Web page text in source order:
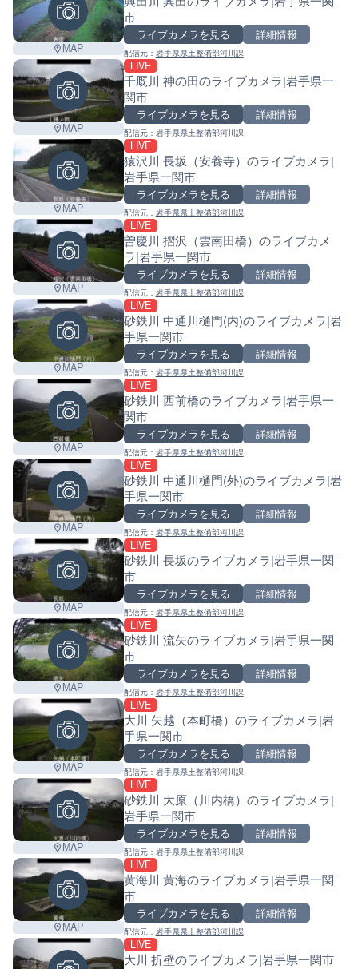
MAP
市
ライブカメラを見る 詳細情報
配信元： 岩手県県土整備部河川課
MAP
LIVE
千厩川 神の田のライブカメラ|岩手県一
関市
ライブカメラを見る 詳細情報
配信元： 岩手県県土整備部河川課
MAP
LIVE
猿沢川 長坂（安養寺）のライブカメラ|
岩手県一関市
ライブカメラを見る 詳細情報
配信元： 岩手県県土整備部河川課
MAP
LIVE
曽慶川 摺沢（雲南田橋）のライブカメ
ラ|岩手県一関市
ライブカメラを見る 詳細情報
配信元： 岩手県県土整備部河川課
MAP
LIVE
砂鉄川 中通川樋門(内)のライブカメラ|岩
手県一関市
ライブカメラを見る 詳細情報
配信元： 岩手県県土整備部河川課
MAP
LIVE
砂鉄川 西前橋のライブカメラ|岩手県一
関市
ライブカメラを見る 詳細情報
配信元： 岩手県県土整備部河川課
MAP
LIVE
砂鉄川 中通川樋門(外)のライブカメラ|岩
手県一関市
ライブカメラを見る 詳細情報
配信元： 岩手県県土整備部河川課
MAP
LIVE
砂鉄川 長坂のライブカメラ|岩手県一関
市
ライブカメラを見る 詳細情報
配信元： 岩手県県土整備部河川課
MAP
LIVE
砂鉄川 流矢のライブカメラ|岩手県一関
市
ライブカメラを見る 詳細情報
配信元： 岩手県県土整備部河川課
MAP
LIVE
大川 矢越（本町橋）のライブカメラ|岩
手県一関市
ライブカメラを見る 詳細情報
配信元： 岩手県県土整備部河川課
MAP
LIVE
砂鉄川 大原（川内橋）のライブカメラ|
岩手県一関市
ライブカメラを見る 詳細情報
配信元： 岩手県県土整備部河川課
MAP
LIVE
黄海川 黄海のライブカメラ|岩手県一関
市
ライブカメラを見る 詳細情報
配信元： 岩手県県土整備部河川課
LIVE
大川 折壁のライブカメラ|岩手県一関市